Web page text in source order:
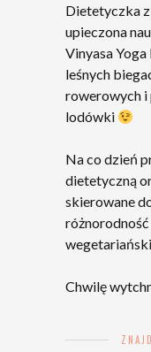
Dietetyczka
upieczona
Vinyasa
leśnych
rowerowych i
lodówki
Na co dzień
dietetyczną
skierowane
różnorodność
Chwilę